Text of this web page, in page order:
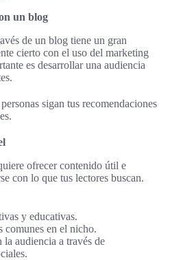
un blog
de un blog tiene un gran
cierto con el uso del marketing
es desarrollar una audiencia
sigan tus recomendaciones
ofrecer contenido útil e
con lo que tus lectores buscan.
y educativas.
comunes en el nicho.
audiencia a través de